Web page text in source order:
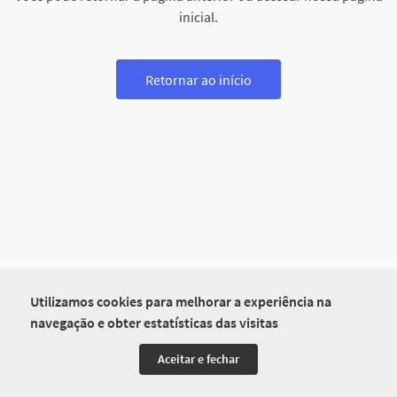
Utilizamos cookies para melhorar a experiência na
navegação e obter estatísticas das visitas
Aceitar e fechar
inicial.
Retornar ao início